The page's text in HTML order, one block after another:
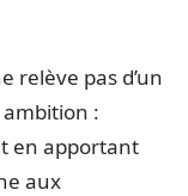
relève pas d’un
:
en apportant
aux